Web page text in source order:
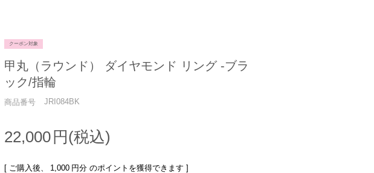
クーポン対象
甲丸（ラウンド） ダイヤモンド リング -ブラ
ック/指輪
商品番号 JRI084BK
22,000
[ ご購入後、 1,000 円分 のポイントを獲得できます ]